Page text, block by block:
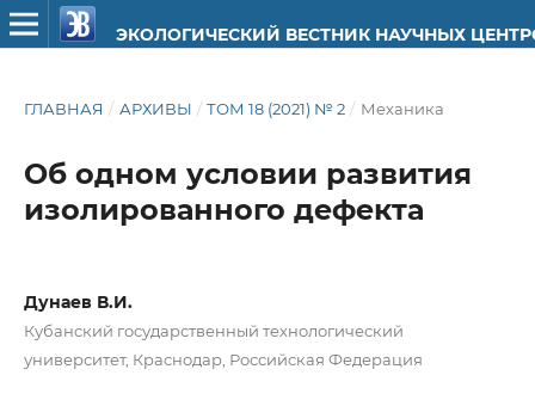
ЭКОЛОГИЧЕСКИЙ ВЕСТНИК НАУЧНЫХ
ГЛАВНАЯ / АРХИВЫ / ТОМ 18 (2021) № 2 / Механика
Об одном условии развития
изолированного дефекта
Дунаев В.И.
Кубанский государственный технологический
университет, Краснодар, Российская Федерация